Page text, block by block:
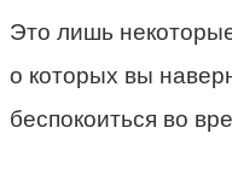
Это лишь
о которых вы
беспокоиться во